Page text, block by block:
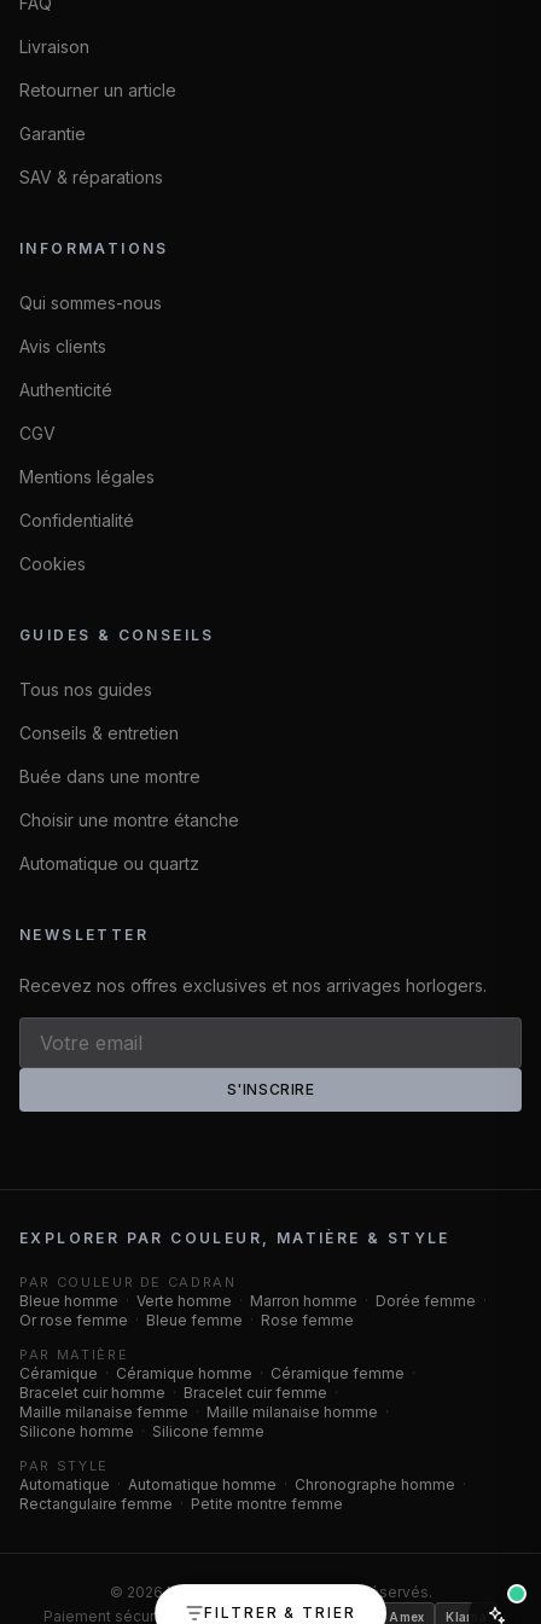
FILTRER & TRIER
Livraison
Retourner un article
Garantie
SAV & réparations
INFORMATIONS
Qui sommes-nous
Avis clients
Authenticité
CGV
Mentions légales
Confidentialité
Cookies
GUIDES & CONSEILS
Tous nos guides
Conseils & entretien
Buée dans une montre
Choisir une montre étanche
Automatique ou quartz
NEWSLETTER
Recevez nos offres exclusives et nos arrivages horlogers.
S'INSCRIRE
EXPLORER PAR COULEUR, MATIÈRE & STYLE
PAR COULEUR DE CADRAN
Bleue homme · Verte homme · Marron homme · Dorée femme ·
Or rose femme · Bleue femme · Rose femme
PAR MATIÈRE
Céramique · Céramique homme · Céramique femme ·
Bracelet cuir homme · Bracelet cuir femme ·
Maille milanaise femme · Maille milanaise homme ·
Silicone homme · Silicone femme
PAR STYLE
Automatique · Automatique homme · Chronographe homme ·
Rectangulaire femme · Petite montre femme
© 2026Montres Outlet. Tous droits réservés.
Paiement sécurisé ·
Visa Mastercard CB Amex Klarna